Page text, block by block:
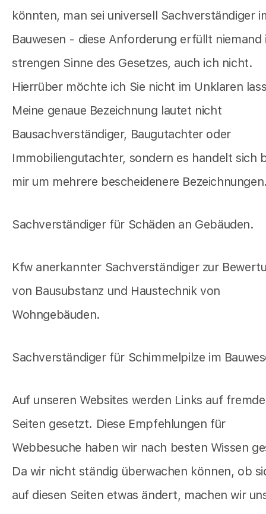
könnten, man sei universell Sachverständiger
Bauwesen - diese Anforderung erfüllt niemand
strengen Sinne des Gesetzes, auch ich nicht.
Hierrüber möchte ich Sie nicht im Unklaren
Meine genaue Bezeichnung lautet nicht
Bausachverständiger, Baugutachter oder
Immobiliengutachter, sondern es handelt sich
mir um mehrere bescheidenere
Sachverständiger für Schäden an Gebäuden.
Kfw anerkannter Sachverständiger zur
von Bausubstanz und Haustechnik von
Wohngebäuden.
Sachverständiger für Schimmelpilze im
Auf unseren Websites werden Links auf fremde
Seiten gesetzt. Diese Empfehlungen für
Webbesuche haben wir nach besten Wissen
Da wir nicht ständig überwachen können, ob
auf diesen Seiten etwas ändert, machen wir